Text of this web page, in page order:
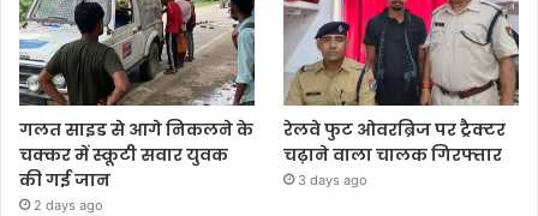
गलत साइड से आगे निकलने के
चक्कर में स्कूटी सवार युवक
की गई जान
2 days ago
रेलवे फुट ओवरब्रिज पर ट्रैक्टर
चढ़ाने वाला चालक गिरफ्तार
3 days ago